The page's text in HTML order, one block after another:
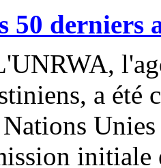
50 derniers
a été
initiale